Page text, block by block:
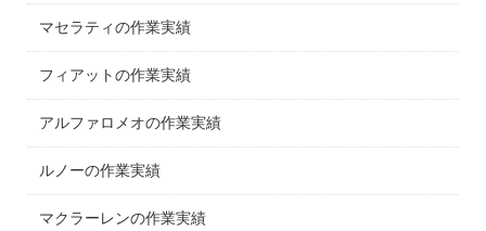
マセラティの作業実績
フィアットの作業実績
アルファロメオの作業実績
ルノーの作業実績
マクラーレンの作業実績